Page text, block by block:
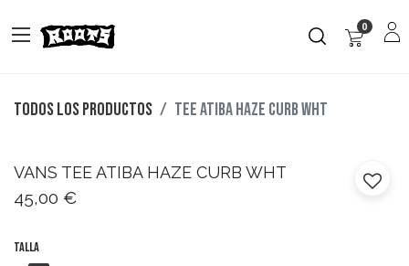
0
Todos los productos TEE ATIBA HAZE CURB WHT
VANS TEE ATIBA HAZE CURB WHT
45,00 €
Talla